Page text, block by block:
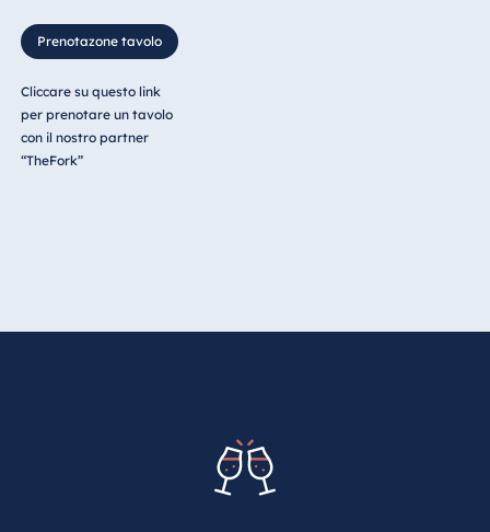
Prenotazone tavolo
Cliccare su questo link
per prenotare un tavolo
con il nostro partner
“TheFork”